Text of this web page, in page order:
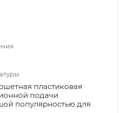
пластиковая
подачи
популярностью для